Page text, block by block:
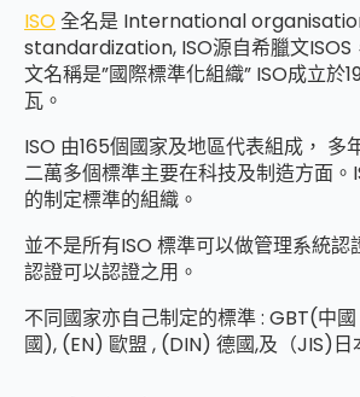
ISO全名是 International
standardization, ISO源自希臘文ISOS
文名稱是”國際標準化組織” ISO成立於
瓦。
ISO 由165個國家及地區代表組成， 多
二萬多個標準主要在科技及制造方面。
的制定標準的組織。
並不是所有ISO 標準可以做管理系統認
認證可以認證之用。
不同國家亦自己制定的標準 : GBT(中
國), (EN) 歐盟 , (DIN) 德國,及（JIS)日